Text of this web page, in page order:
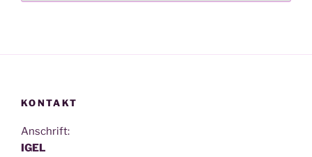
KONTAKT
Anschrift:
IGEL